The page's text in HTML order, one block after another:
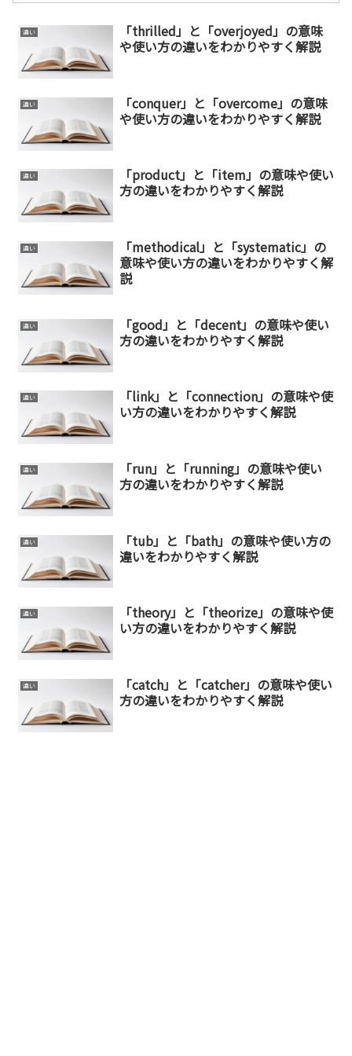
違い
「thrilled」と「overjoyed」の意味
や使い方の違いをわかりやすく解説
違い
「conquer」と「overcome」の意味
や使い方の違いをわかりやすく解説
違い
「product」と「item」の意味や使い
方の違いをわかりやすく解説
違い
「methodical」と「systematic」の
意味や使い方の違いをわかりやすく解
説
違い
「good」と「decent」の意味や使い
方の違いをわかりやすく解説
違い
「link」と「connection」の意味や使
い方の違いをわかりやすく解説
違い
「run」と「running」の意味や使い
方の違いをわかりやすく解説
違い
「tub」と「bath」の意味や使い方の
違いをわかりやすく解説
違い
「theory」と「theorize」の意味や使
い方の違いをわかりやすく解説
違い
「catch」と「catcher」の意味や使い
方の違いをわかりやすく解説